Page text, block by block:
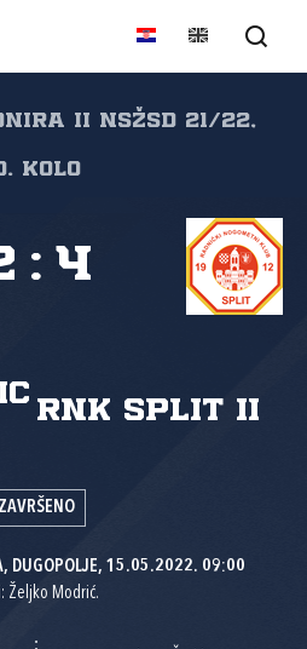
II NSŽSD 21/22,
kolo
RNK Split II
: 4
ZAVRŠENO
DUGOPOLJE, 15.05.2022. 09:00
Željko Modrić.